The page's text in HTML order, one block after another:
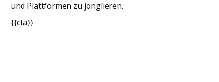
und Plattformen zu jonglieren.
{{cta}}